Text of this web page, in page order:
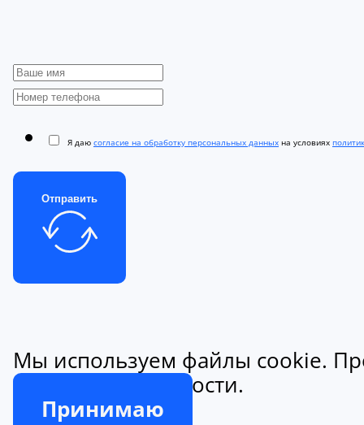
Я даю согласие на обработку персональных данных на условиях
Отправить
Мы используем файлы cookie.
конфиденциальности.
Принимаю